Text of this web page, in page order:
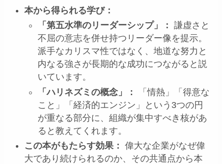
本から得られる学び：
「第五水準のリーダーシップ」： 謙虚さと
不屈の意志を併せ持つリーダー像を提示。
派手なカリスマ性ではなく、地道な努力と
内なる強さが長期的な成功につながると説
いています。
「ハリネズミの概念」：
「情熱」「得意な
こと」「経済的エンジン」という3つの円
が重なる部分に、組織が集中すべき核があ
ると教えてくれます。
この本がもたらす効果： 偉大な企業がなぜ偉
大であり続けられるのか、その共通点から本